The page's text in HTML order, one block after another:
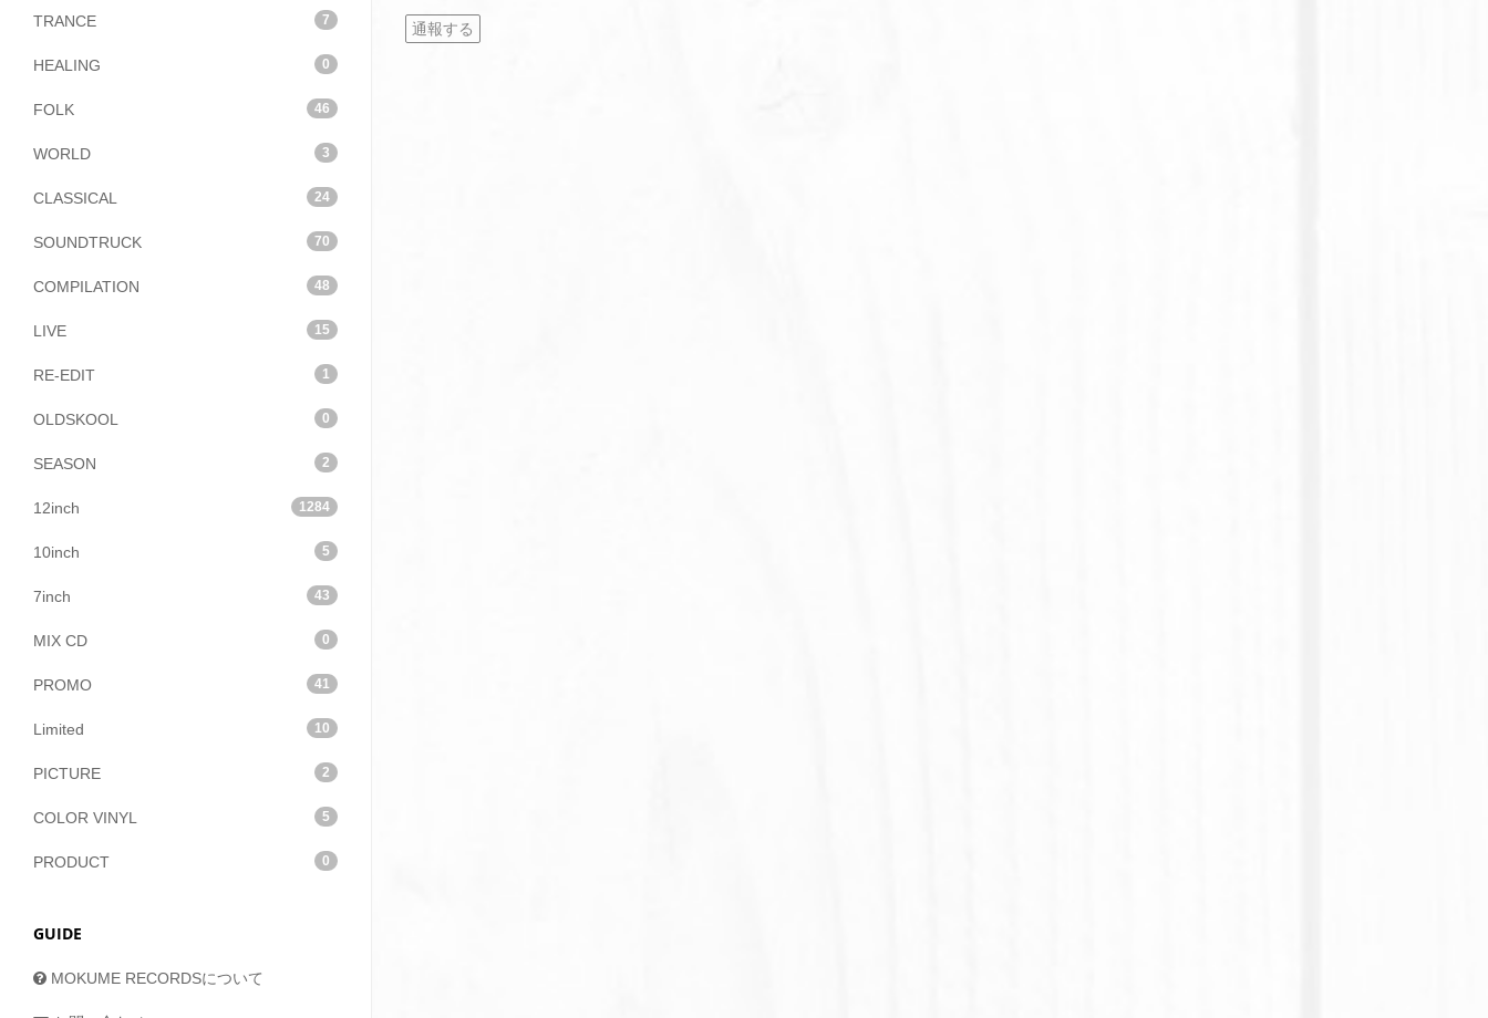
TRANCE 7
HEALING 0
FOLK 46
WORLD 3
CLASSICAL 24
SOUNDTRUCK 70
COMPILATION 48
LIVE 15
RE-EDIT 1
OLDSKOOL 0
SEASON 2
12inch 1284
10inch 5
7inch 43
MIX CD 0
PROMO 41
Limited 10
PICTURE 2
COLOR VINYL 5
PRODUCT 0
GUIDE
MOKUME RECORDSについて
通報する